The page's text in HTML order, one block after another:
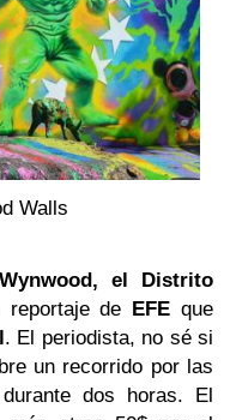
Walls
Wynwood, el Distrito
de EFE que
. El periodista, no sé si
un recorrido por las
dos horas. El